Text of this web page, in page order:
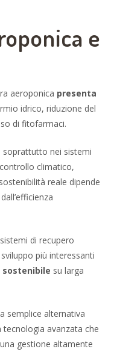
e
aeroponica presenta
idrico, riduzione del
di fitofarmaci.
soprattutto nei sistemi
climatico,
reale dipende
di recupero
più interessanti
su larga
semplice alternativa
avanzata che
gestione altamente